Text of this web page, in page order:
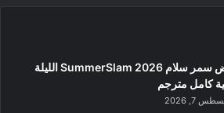
عرض سمر سلام SummerSlam 2026 الليلة
كامل مترجم
7, 2026